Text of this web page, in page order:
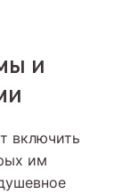
и
включить
им